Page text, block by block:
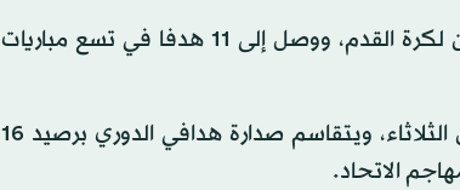
واصل كريستيانو رونالدو تسجيل الأهداف في الدوري السعودي للمحترفين لكرة القدم، ووصل إلى 11 هدفا في تسع مباريات
وسجل اللاعب البرازيلي أيضا هدفين خلال الفوز 5 - صفر على العدالة أمس الثلاثاء، ويتقاسم صدارة هدافي الدوري برصيد 16
الاتحاد.